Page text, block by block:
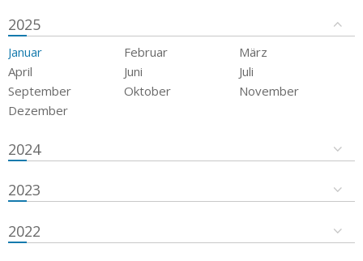
2025
Januar Februar
März
April
Juni
Juli
September
Oktober
November
Dezember
2024
2023
2022